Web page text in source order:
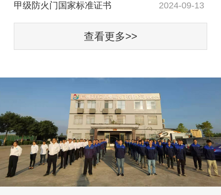
甲级防火门国家标准证书 2024-09-13
查看更多>>